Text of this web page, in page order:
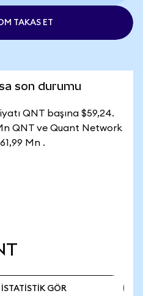
TAKAS ET
son durumu
QNT başına $59,24.
QNT ve Quant Network
Mn .
GÖR